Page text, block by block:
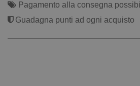
Pagamento alla consegna
Guadagna punti ad ogni acquisto